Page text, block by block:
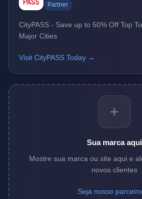
Partner
CityPASS - Save up to 50% Off Top
Major Cities
Visit CityPASS Today →
+
Sua marca aqui
Mostre sua marca ou site aqui e
novos clientes
Seja nosso